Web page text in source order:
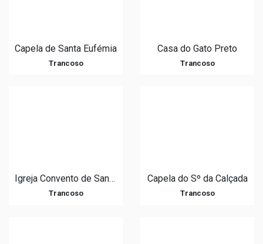
Capela de Santa Eufémia
Trancoso
Casa do Gato Preto
Trancoso
Igreja Convento de Santo António
Trancoso
Capela do Sº da Calçada
Trancoso